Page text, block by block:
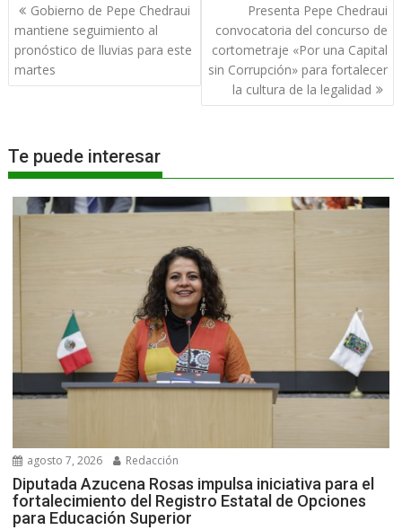
Navegación
de
entradas
Gobierno de Pepe Chedraui
mantiene seguimiento al
pronóstico de lluvias para este
martes
Presenta Pepe Chedraui
convocatoria del concurso de
cortometraje «Por una Capital
sin Corrupción» para fortalecer
la cultura de la legalidad
Te puede interesar
agosto 7, 2026 Redacción
Diputada Azucena Rosas impulsa iniciativa para el
fortalecimiento del Registro Estatal de Opciones
para Educación Superior